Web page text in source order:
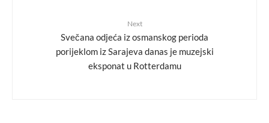
Next
Svečana odjeća iz osmanskog perioda
porijeklom iz Sarajeva danas je muzejski
eksponat u Rotterdamu